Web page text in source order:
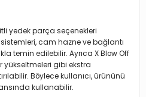
yedek parça seçenekleri
cam hazne ve bağlantı
temin edilebilir. Ayrıca X Blow Off
yükseltmeleri gibi ekstra
Böylece kullanıcı, ürününü
kullanabilir.